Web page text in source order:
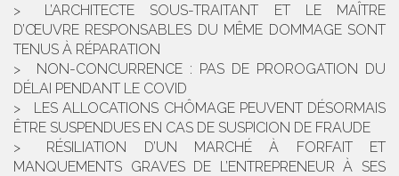
L’ARCHITECTE SOUS-TRAITANT ET LE MAÎTRE
D’ŒUVRE RESPONSABLES DU MÊME DOMMAGE SONT
TENUS À RÉPARATION
NON-CONCURRENCE : PAS DE PROROGATION DU
DÉLAI PENDANT LE COVID
LES ALLOCATIONS CHÔMAGE PEUVENT DÉSORMAIS
ÊTRE SUSPENDUES EN CAS DE SUSPICION DE FRAUDE
RÉSILIATION D’UN MARCHÉ À FORFAIT ET
MANQUEMENTS GRAVES DE L’ENTREPRENEUR À SES